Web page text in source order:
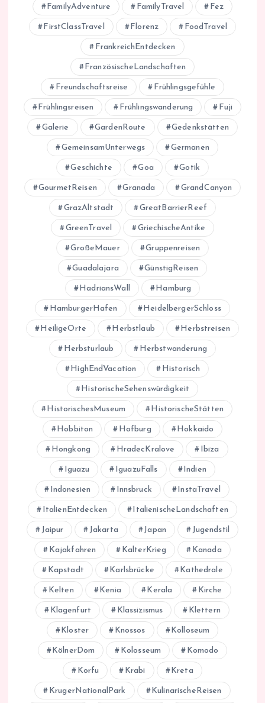
FamilyAdventure FamilyTravel Fez
FirstClassTravel Florenz FoodTravel
FrankreichEntdecken
FranzösischeLandschaften
Freundschaftsreise Frühlingsgefühle
Frühlingsreisen Frühlingswanderung Fuji
Galerie GardenRoute Gedenkstätten
GemeinsamUnterwegs Germanen
Geschichte Goa Gotik
GourmetReisen Granada GrandCanyon
GrazAltstadt GreatBarrierReef
GreenTravel GriechischeAntike
GroßeMauer Gruppenreisen
Guadalajara GünstigReisen
HadriansWall Hamburg
HamburgerHafen HeidelbergerSchloss
HeiligeOrte Herbstlaub Herbstreisen
Herbsturlaub Herbstwanderung
HighEndVacation Historisch
HistorischeSehenswürdigkeit
HistorischesMuseum HistorischeStätten
Hobbiton Hofburg Hokkaido
Hongkong HradecKralove Ibiza
Iguazu IguazuFalls Indien
Indonesien Innsbruck InstaTravel
ItalienEntdecken ItalienischeLandschaften
Jaipur Jakarta Japan Jugendstil
Kajakfahren KalterKrieg Kanada
Kapstadt Karlsbrücke Kathedrale
Kelten Kenia Kerala Kirche
Klagenfurt Klassizismus Klettern
Kloster Knossos Kolloseum
KölnerDom Kolosseum Komodo
Korfu Krabi Kreta
KrugerNationalPark KulinarischeReisen